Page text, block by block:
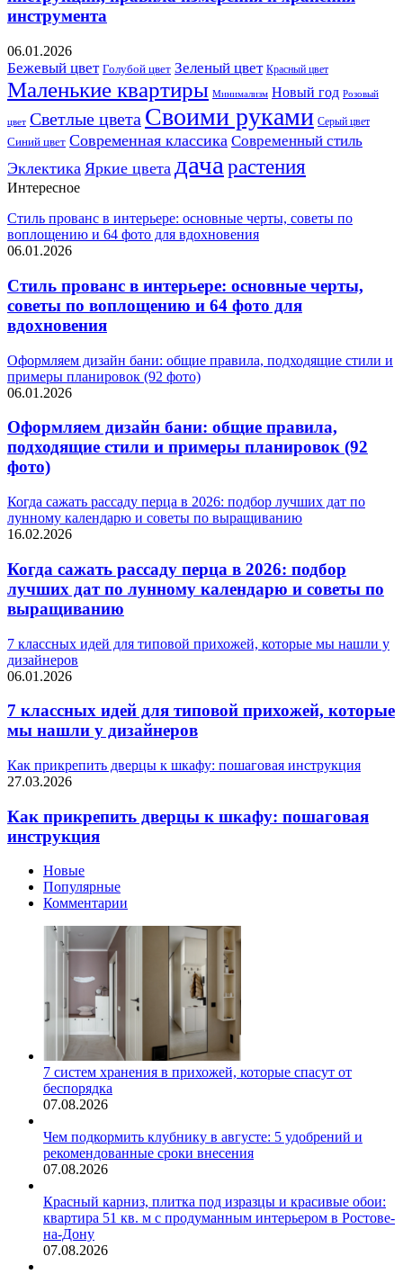
инструмента
06.01.2026
Бежевый цвет Голубой цвет Зеленый цвет Красный цвет
Маленькие квартиры Минимализм Новый год Розовый
цвет Светлые цвета Своими руками Серый цвет
Синий цвет Современная классика Современный стиль
Эклектика Яркие цвета дача растения
Интересное
Стиль прованс в интерьере: основные черты, советы по
воплощению и 64 фото для вдохновения
06.01.2026
Стиль прованс в интерьере: основные черты,
советы по воплощению и 64 фото для
вдохновения
Оформляем дизайн бани: общие правила, подходящие стили и
примеры планировок (92 фото)
06.01.2026
Оформляем дизайн бани: общие правила,
подходящие стили и примеры планировок (92
фото)
Когда сажать рассаду перца в 2026: подбор лучших дат по
лунному календарю и советы по выращиванию
16.02.2026
Когда сажать рассаду перца в 2026: подбор
лучших дат по лунному календарю и советы по
выращиванию
7 классных идей для типовой прихожей, которые мы нашли у
дизайнеров
06.01.2026
7 классных идей для типовой прихожей, которые
мы нашли у дизайнеров
Как прикрепить дверцы к шкафу: пошаговая инструкция
27.03.2026
Как прикрепить дверцы к шкафу: пошаговая
инструкция
Новые
Популярные
Комментарии
7 систем хранения в прихожей, которые спасут от
беспорядка
07.08.2026
Чем подкормить клубнику в августе: 5 удобрений и
рекомендованные сроки внесения
07.08.2026
Красный карниз, плитка под изразцы и красивые обои:
квартира 51 кв. м с продуманным интерьером в Ростове-
на-Дону
07.08.2026